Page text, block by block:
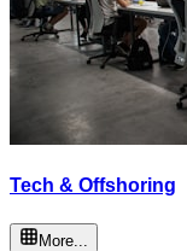
Tech & Offshoring
More...